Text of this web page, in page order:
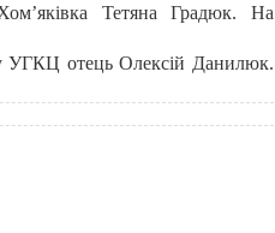
Тетяна Градюк. На
УГКЦ отець Олексій Данилюк.